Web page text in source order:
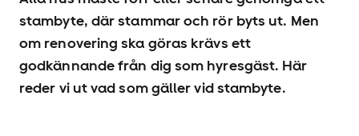
stambyte, där stammar och rör byts ut. Men
om renovering ska göras krävs ett
godkännande från dig som hyresgäst. Här
reder vi ut vad som gäller vid stambyte.